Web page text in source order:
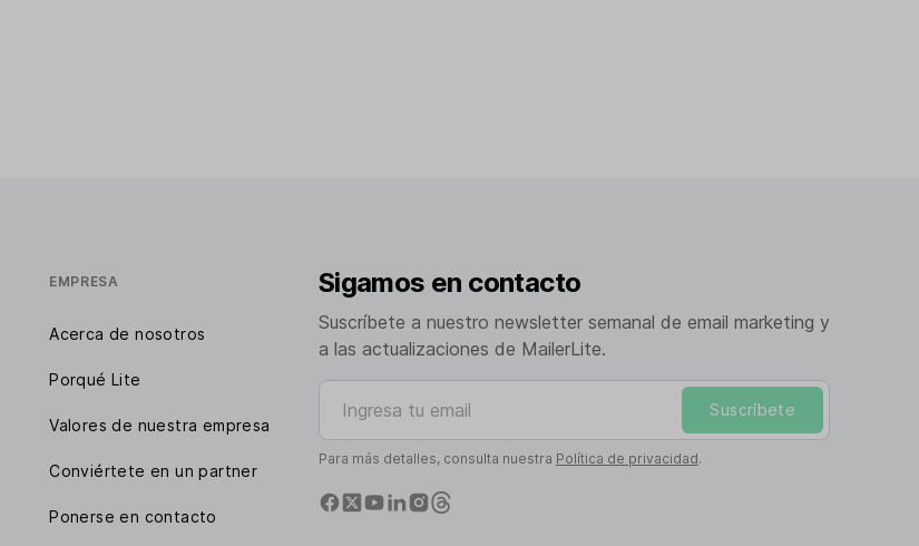
EMPRESA
Acerca de nosotros
Porqué Lite
Valores de nuestra empresa
Conviértete en un partner
Ponerse en contacto
Sigamos en contacto
Suscríbete a nuestro newsletter semanal de email marketing y
a las actualizaciones de MailerLite.
Ingresa tu email
Suscríbete
Para más detalles, consulta nuestra Política de privacidad.